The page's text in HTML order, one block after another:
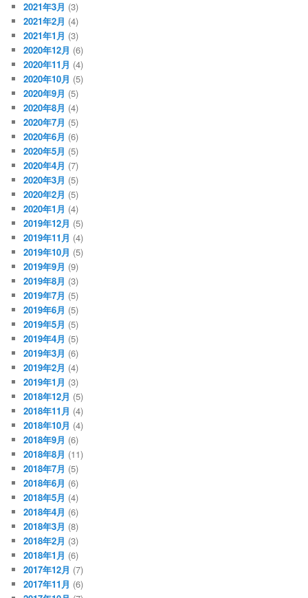
2021年3月 (3)
2021年2月 (4)
2021年1月 (3)
2020年12月 (6)
2020年11月 (4)
2020年10月 (5)
2020年9月 (5)
2020年8月 (4)
2020年7月 (5)
2020年6月 (6)
2020年5月 (5)
2020年4月 (7)
2020年3月 (5)
2020年2月 (5)
2020年1月 (4)
2019年12月 (5)
2019年11月 (4)
2019年10月 (5)
2019年9月 (9)
2019年8月 (3)
2019年7月 (5)
2019年6月 (5)
2019年5月 (5)
2019年4月 (5)
2019年3月 (6)
2019年2月 (4)
2019年1月 (3)
2018年12月 (5)
2018年11月 (4)
2018年10月 (4)
2018年9月 (6)
2018年8月 (11)
2018年7月 (5)
2018年6月 (6)
2018年5月 (4)
2018年4月 (6)
2018年3月 (8)
2018年2月 (3)
2018年1月 (6)
2017年12月 (7)
2017年11月 (6)